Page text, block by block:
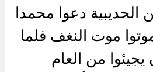
دعوا محمدا
موت النغف فلما
من العام